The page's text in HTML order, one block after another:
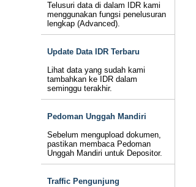
Telusuri data di dalam IDR kami
menggunakan fungsi penelusuran
lengkap (Advanced).
Update Data IDR Terbaru
Lihat data yang sudah kami
tambahkan ke IDR dalam
seminggu terakhir.
Pedoman Unggah Mandiri
Sebelum mengupload dokumen,
pastikan membaca Pedoman
Unggah Mandiri untuk Depositor.
Traffic Pengunjung